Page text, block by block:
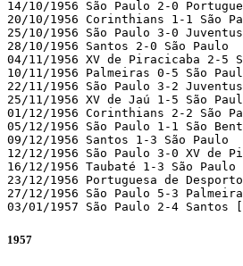
14/10/1956 São Paulo 2-0
20/10/1956 Corinthians 1-1 São
25/10/1956 São Paulo 3-0 Juventus
28/10/1956 Santos 2-0 São Paulo
04/11/1956 XV de Piracicaba 2-5
10/11/1956 Palmeiras 0-5 São
22/11/1956 São Paulo 3-2 Juventus
25/11/1956 XV de Jaú 1-5 São
01/12/1956 Corinthians 2-2 São
05/12/1956 São Paulo 1-1 São
09/12/1956 Santos 1-3 São Paulo
12/12/1956 São Paulo 3-0 XV de
16/12/1956 Taubaté 1-3 São Paulo
23/12/1956 Portuguesa de
27/12/1956 São Paulo 5-3
1957